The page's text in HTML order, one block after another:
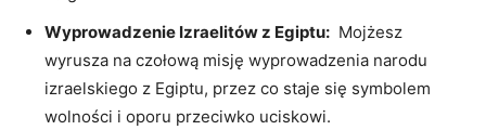
Wyprowadzenie Izraelitów z Egiptu: ‌ Mojżesz
wyrusza na czołową misję wyprowadzenia narodu
izraelskiego z Egiptu, przez co⁣ staje się symbolem
wolności i oporu przeciwko uciskowi.